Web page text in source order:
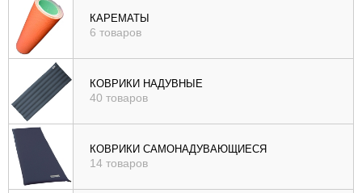
КАРЕМАТЫ
6 товаров
КОВРИКИ НАДУВНЫЕ
40 товаров
КОВРИКИ САМОНАДУВАЮЩИЕСЯ
14 товаров